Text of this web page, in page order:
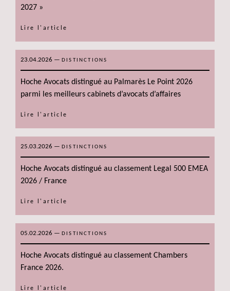
2027 »
Lire l'article
23.04.2026 — DISTINCTIONS
Hoche Avocats distingué au Palmarès Le Point 2026
parmi les meilleurs cabinets d’avocats d’affaires
Lire l'article
25.03.2026 — DISTINCTIONS
Hoche Avocats distingué au classement Legal 500 EMEA
2026 / France
Lire l'article
05.02.2026 — DISTINCTIONS
Hoche Avocats distingué au classement Chambers
France 2026.
Lire l'article